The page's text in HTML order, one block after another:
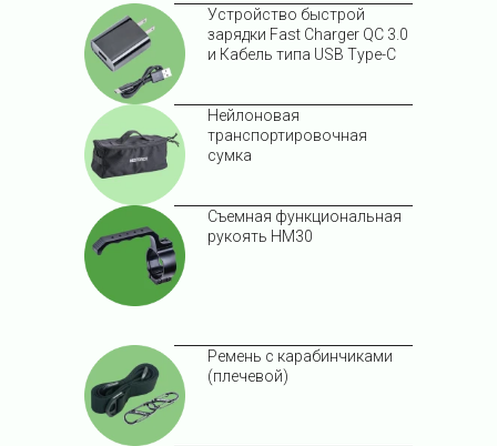
Нейлоновая
транспортировочная
сумка
Устройство быстрой
зарядки Fast Charger QC 3.0
и Кабель типа USB Type-C
Съемная функциональная
рукоять HM30
Ремень с карабинчиками
(плечевой)